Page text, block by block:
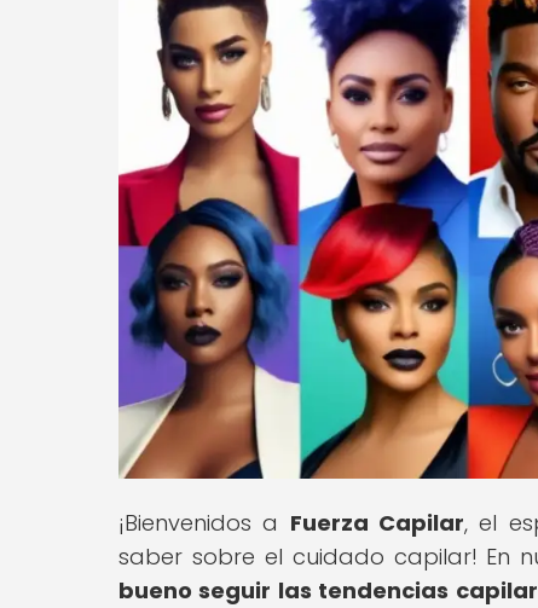
¡Bienvenidos a Fuerza Capilar, el
saber sobre el cuidado capilar! En
bueno seguir las tendencias